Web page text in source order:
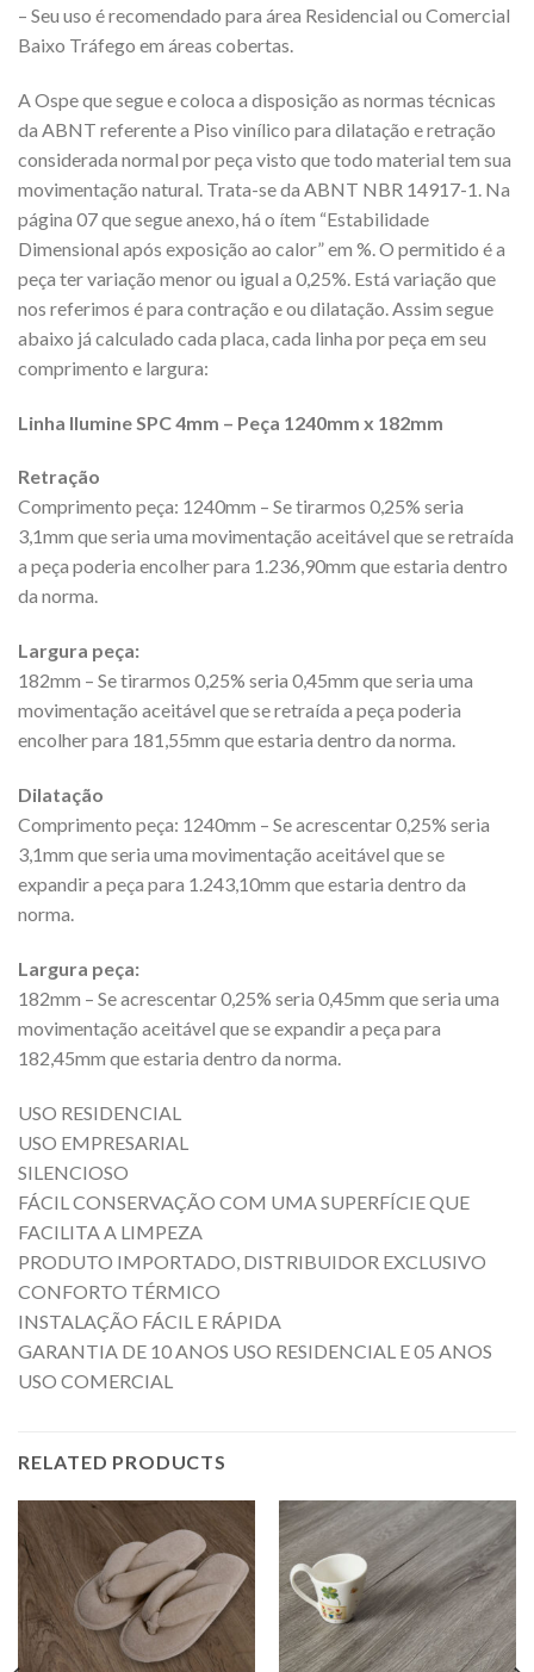
– Seu uso é recomendado para área Residencial ou Comercial
Baixo Tráfego em áreas cobertas.
A Ospe que segue e coloca a disposição as normas técnicas
da ABNT referente a Piso vinílico para dilatação e retração
considerada normal por peça visto que todo material tem sua
movimentação natural. Trata-se da ABNT NBR 14917-1. Na
página 07 que segue anexo, há o ítem “Estabilidade
Dimensional após exposição ao calor” em %. O permitido é a
peça ter variação menor ou igual a 0,25%. Está variação que
nos referimos é para contração e ou dilatação. Assim segue
abaixo já calculado cada placa, cada linha por peça em seu
comprimento e largura:
Linha Ilumine SPC 4mm – Peça 1240mm x 182mm
Retração
Comprimento peça: 1240mm – Se tirarmos 0,25% seria
3,1mm que seria uma movimentação aceitável que se retraída
a peça poderia encolher para 1.236,90mm que estaria dentro
da norma.
Largura peça:
182mm – Se tirarmos 0,25% seria 0,45mm que seria uma
movimentação aceitável que se retraída a peça poderia
encolher para 181,55mm que estaria dentro da norma.
Dilatação
Comprimento peça: 1240mm – Se acrescentar 0,25% seria
3,1mm que seria uma movimentação aceitável que se
expandir a peça para 1.243,10mm que estaria dentro da
norma.
Largura peça:
182mm – Se acrescentar 0,25% seria 0,45mm que seria uma
movimentação aceitável que se expandir a peça para
182,45mm que estaria dentro da norma.
USO RESIDENCIAL
USO EMPRESARIAL
SILENCIOSO
FÁCIL CONSERVAÇÃO COM UMA SUPERFÍCIE QUE
FACILITA A LIMPEZA
PRODUTO IMPORTADO, DISTRIBUIDOR EXCLUSIVO
CONFORTO TÉRMICO
INSTALAÇÃO FÁCIL E RÁPIDA
GARANTIA DE 10 ANOS USO RESIDENCIAL E 05 ANOS
USO COMERCIAL
RELATED PRODUCTS